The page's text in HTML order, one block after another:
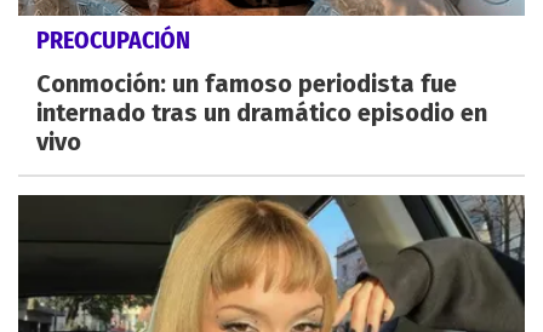
PREOCUPACIÓN
Conmoción: un famoso periodista fue
internado tras un dramático episodio en
vivo